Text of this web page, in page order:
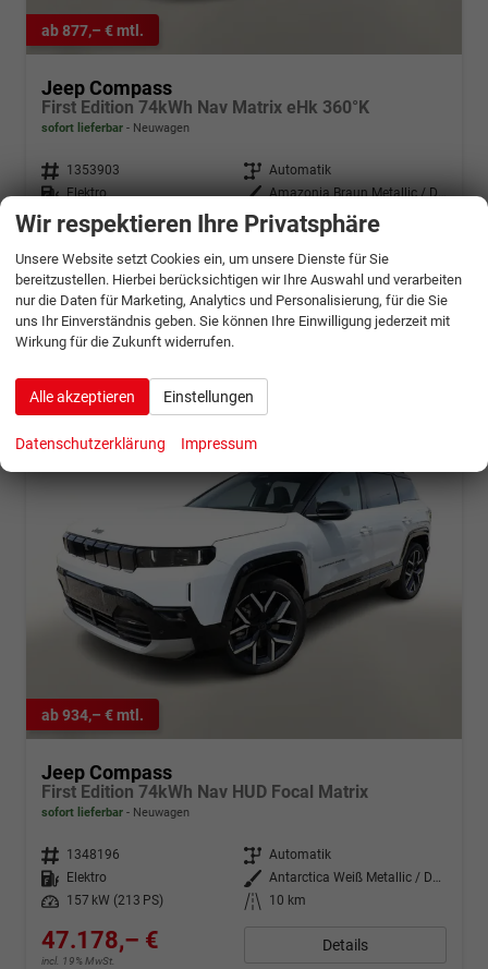
ab 877,– € mtl.
Jeep Compass
First Edition 74kWh Nav Matrix eHk 360°K
sofort lieferbar Neuwagen
Fahrzeugnr. 1353903 Getriebe Automatik
Kraftstoff Elektro Außenfarbe
Amazonia Braun Metallic / Dach:
Leistung
157 kW (213 PS) Kilometerstand 10 km
44.320,– €
incl. 19% MwSt.
Details
Stromverbrauch kombiniert:18,30 kWh/100km
Elektrische Reichweite: 476 km
CO2 -Klasse: A
CO
ab 934,– € mtl.
Jeep Compass
First Edition 74kWh Nav HUD Focal Matrix
sofort lieferbar Neuwagen
Fahrzeugnr. 1348196 Getriebe Automatik
Kraftstoff
Elektro Außenfarbe
Antarctica Weiß Metallic / Dach:
Leistung
157 kW (213 PS) Kilometerstand 10 km
47.178,– €
incl. 19% MwSt.
Details
Wir respektieren Ihre Privatsphäre
Unsere Website setzt Cookies ein, um unsere Dienste für Sie
bereitzustellen. Hierbei berücksichtigen wir Ihre Auswahl und verarbeiten
nur die Daten für Marketing, Analytics und Personalisierung, für die Sie
uns Ihr Einverständnis geben. Sie können Ihre Einwilligung jederzeit mit
Wirkung für die Zukunft widerrufen.
Alle akzeptieren Einstellungen
Datenschutzerklärung Impressum